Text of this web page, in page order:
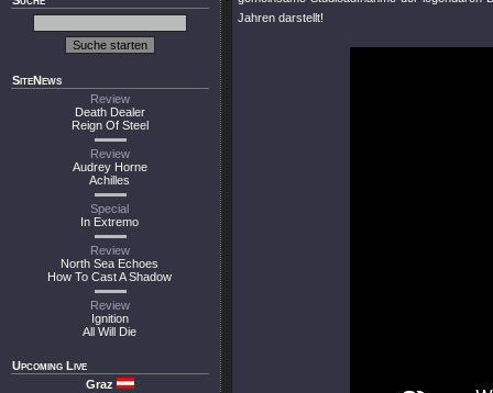
SiteNews
Review
Death Dealer
Reign Of Steel
Review
Audrey Horne
Achilles
Special
In Extremo
Review
North Sea Echoes
How To Cast A Shadow
Review
Ignition
All Will Die
Upcoming Live
Graz
Jahren darstellt!